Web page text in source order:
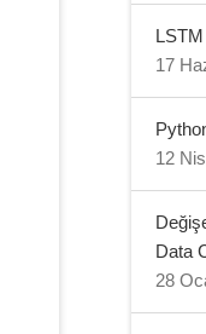
17
12
Data
28